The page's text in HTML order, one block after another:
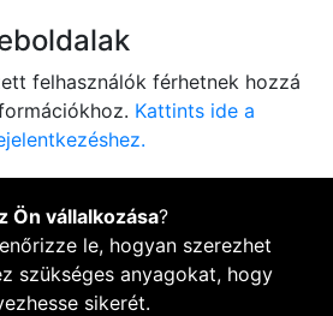
felhasználók férhetnek hozzá
Kattints ide a
Ön vállalkozása?
le, hogyan szerezhet
szükséges anyagokat, hogy
sikerét.